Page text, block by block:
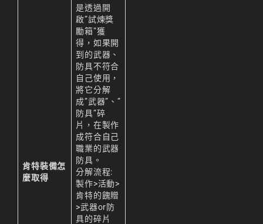
肯特裝備怎
麼取得
是透過開
啟”試煉獎
勵箱”獲
得，如果開
到的武器、
防具不符合
自己使用，
將它分解
成”武器”、”
防具”碎
片，在製作
成符合自己
職業的武器
防具。
分解流程:
製作>活動>
肯特的餽贈
>武器or防
具的碎片